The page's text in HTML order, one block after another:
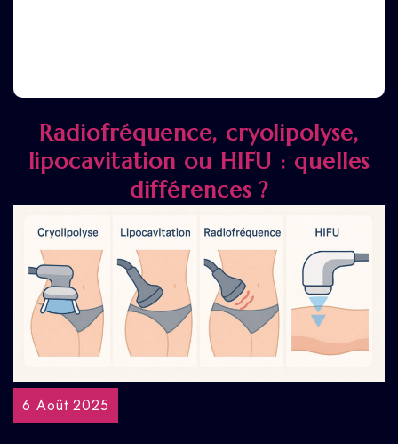
Radiofréquence, cryolipolyse,
lipocavitation ou HIFU : quelles
différences ?
6 Août 2025